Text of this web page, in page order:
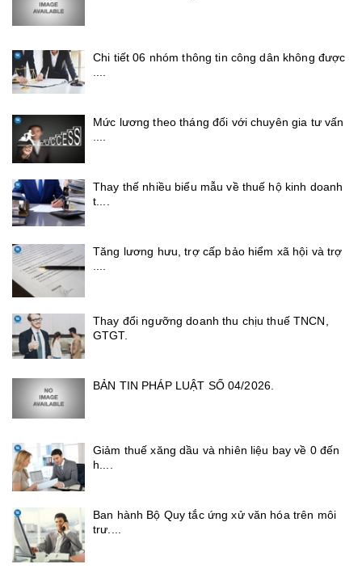
Chi tiết 06 nhóm thông tin công dân không được
Mức lương theo tháng đối với chuyên gia tư vấn
Thay thế nhiều biểu mẫu về thuế hộ kinh doanh
t....
Tăng lương hưu, trợ cấp bảo hiểm xã hội và trợ
Thay đổi ngưỡng doanh thu chịu thuế TNCN,
GTGT.
BẢN TIN PHÁP LUẬT SỐ 04/2026.
Giảm thuế xăng dầu và nhiên liệu bay về 0 đến
h....
Ban hành Bộ Quy tắc ứng xử văn hóa trên môi
trư....